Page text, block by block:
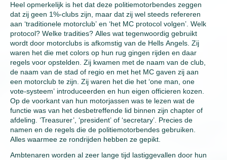
Heel opmerkelijk is het dat deze politiemotorbendes zeggen
dat zij geen 1%-clubs zijn, maar dat zij wel steeds refereren
aan ‘traditionele motorclub’ en ‘het MC protocol volgen’. Welk
protocol? Welke tradities? Alles wat tegenwoordig gebruikt
wordt door motorclubs is afkomstig van de Hells Angels. Zij
waren het die met colors op hun rug gingen rijden en daar
regels voor opstelden. Zij kwamen met de naam van de club,
de naam van de stad of regio en met het MC gaven zij aan
een motorclub te zijn. Zij waren het die het ‘one man, one
vote-systeem’ introduceerden en hun eigen officieren kozen.
Op de voorkant van hun motorjassen was te lezen wat de
functie was van het desbetreffende lid binnen zijn chapter of
afdeling. ‘Treasurer’, ‘president’ of ‘secretary’. Precies de
namen en de regels die de politiemotorbendes gebruiken.
Alles waarmee ze rondrijden hebben ze gepikt.
Ambtenaren worden al zeer lange tijd lastiggevallen door hun